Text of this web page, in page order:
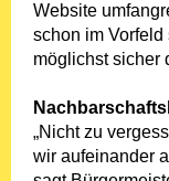
Website
schon im
möglichst sicher
„Nicht zu
wir aufeinander